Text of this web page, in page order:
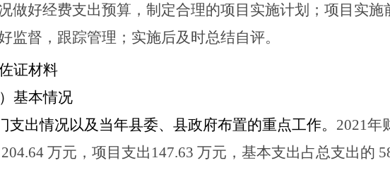
做好经费支出预算，制定合理的项目实施计划；项目实
监督，跟踪管理；实施后及时总结自评。
证材料
）基本情况
支出情况以及当年县委、县政府布置的重点工作。 2021年
204.64 万元，项目支出 147.63 万元，基本支出占总支出的